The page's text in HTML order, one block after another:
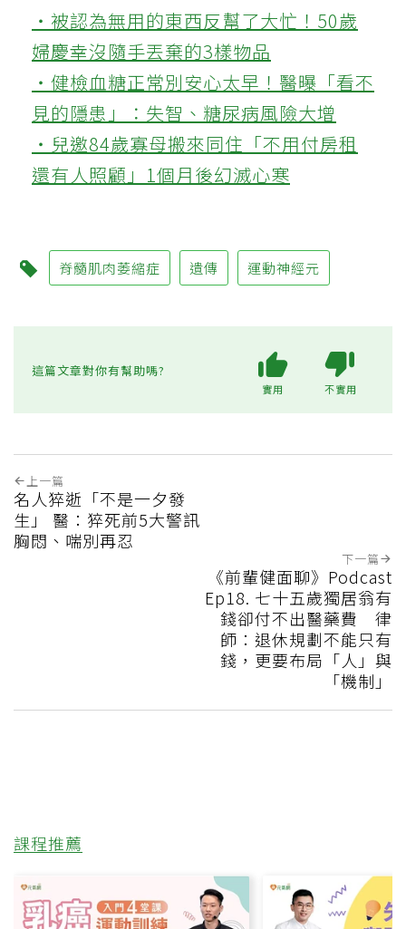
‧被認為無用的東西反幫了大忙！50歲
婦慶幸沒隨手丟棄的3樣物品
‧健檢血糖正常別安心太早！醫曝「看不
見的隱患」：失智、糖尿病風險大增
‧兒邀84歲寡母搬來同住「不用付房租
還有人照顧」1個月後幻滅心寒
脊髓肌肉萎縮症 遺傳 運動神經元
這篇文章對你有幫助嗎?
實用 不實用
上一篇
名人猝逝「不是一夕發
生」 醫：猝死前5大警訊
胸悶、喘別再忍
下一篇
《前輩健面聊》Podcast
Ep18. 七十五歲獨居翁有
錢卻付不出醫藥費 律
師：退休規劃不能只有
錢，更要布局「人」與
「機制」
課程推薦